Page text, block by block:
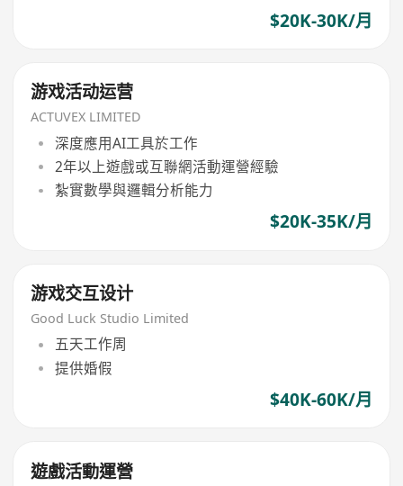
$20K-30K/月
游戏活动运营
ACTUVEX LIMITED
深度應用AI工具於工作
2年以上遊戲或互聯網活動運營經驗
紮實數學與邏輯分析能力
$20K-35K/月
游戏交互设计
Good Luck Studio Limited
五天工作周
提供婚假
$40K-60K/月
遊戲活動運營